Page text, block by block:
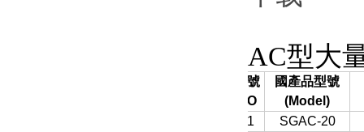
AC型大
序號
NO
國產品型號
(Model)
01
SGAC-20